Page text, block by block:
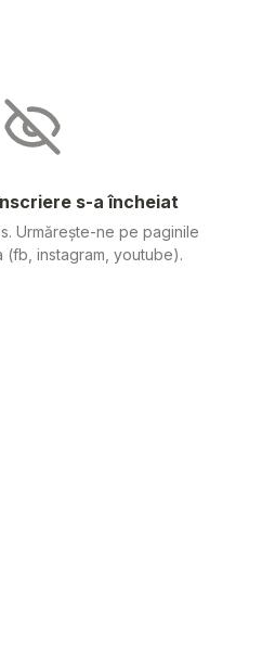
s-a încheiat
Urmărește-ne pe paginile
(fb, instagram, youtube).